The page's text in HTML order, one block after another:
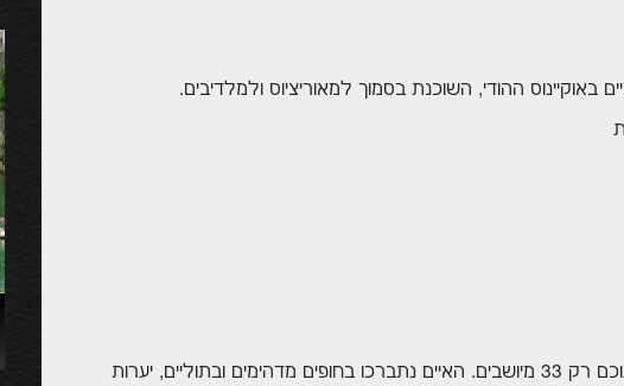
באוקיינוס ההודי, השוכנת בסמוך למאוריציוס ולמלדיבים.
ארכיפלג סיישל כולל 115 איים, מתוכם רק 33 מיושבים. האיים נתברכו בחופים מדהימים ובתוליים, יערות